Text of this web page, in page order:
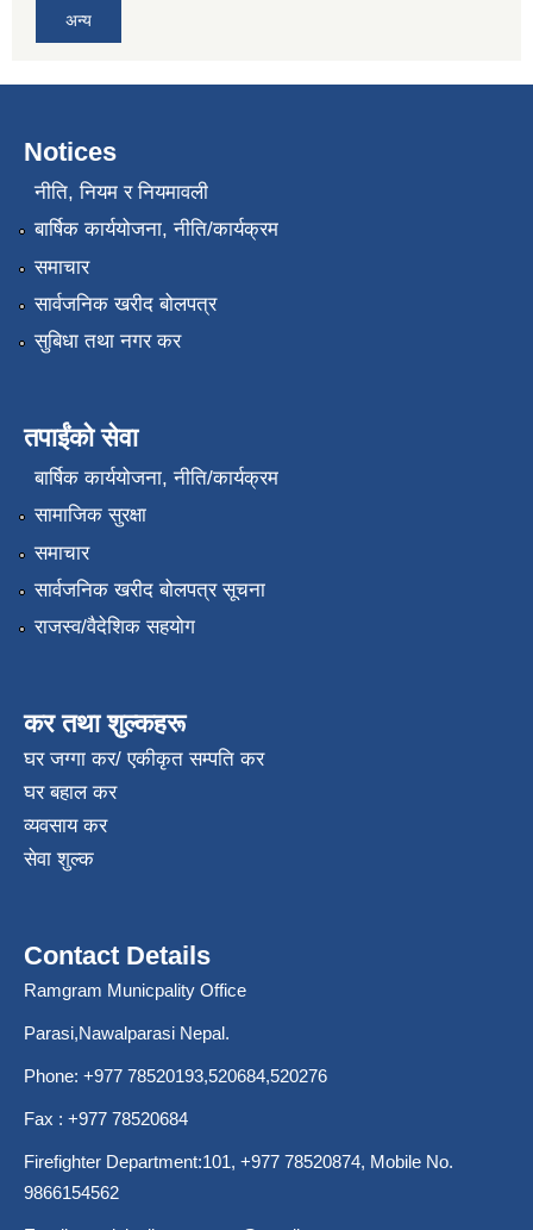
अन्य
Notices
नीति, नियम र नियमावली
बार्षिक कार्ययोजना, नीति/कार्यक्रम
समाचार
सार्वजनिक खरीद बोलपत्र
सुबिधा तथा नगर कर
तपाईंको सेवा
बार्षिक कार्ययोजना, नीति/कार्यक्रम
सामाजिक सुरक्षा
समाचार
सार्वजनिक खरीद बोलपत्र सूचना
राजस्व/वैदेशिक सहयोग
कर तथा शुल्कहरू
घर जग्गा कर/ एकीकृत सम्पति कर
घर बहाल कर
व्यवसाय कर
सेवा शुल्क
Contact Details
Ramgram Municpality Office
Parasi,Nawalparasi Nepal.
Phone: +977 78520193,520684,520276
Fax : +977 78520684
Firefighter Department:101, +977 78520874, Mobile No.
9866154562